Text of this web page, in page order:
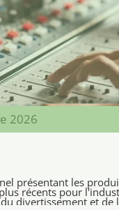
2026
présentant les
récents pour
divertissement et de